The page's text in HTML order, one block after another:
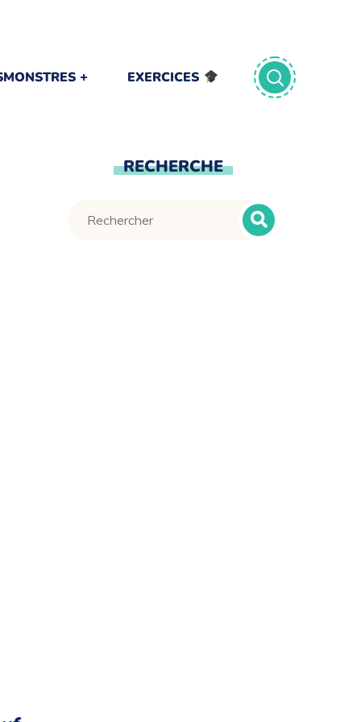
EXERCICES
RECHERCHE